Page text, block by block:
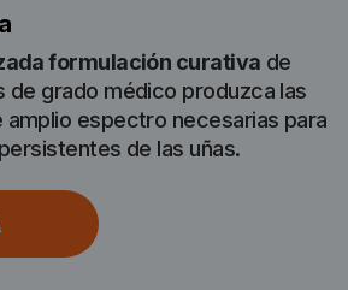
formulación curativa de
grado médico produzca las
espectro necesarias para
de las uñas.